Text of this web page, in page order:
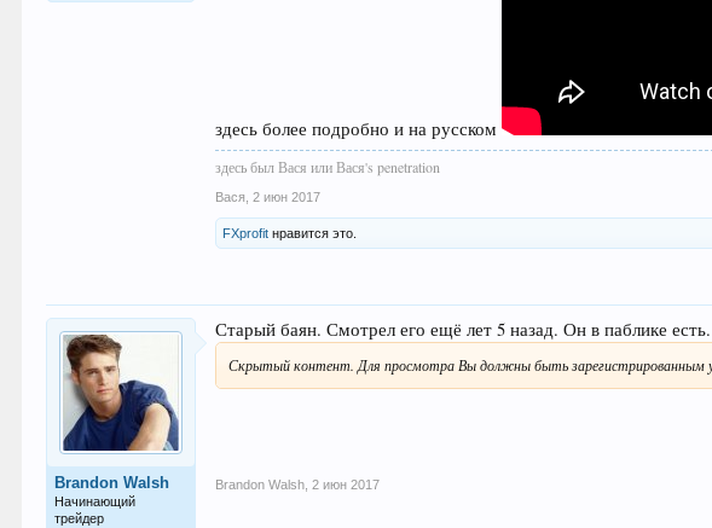
здесь более подробно и на русском
здесь был Вася или Вася's penetration
Вася 2 июн 2017
FXprofit нравится это.
Brandon Walsh
Начинающий
трейдер
Старый баян. Смотрел его ещё лет 5 назад. Он в паблике
Скрытый контент. Для просмотра Вы должны быть зарегистрированным
Brandon Walsh 2 июн 2017